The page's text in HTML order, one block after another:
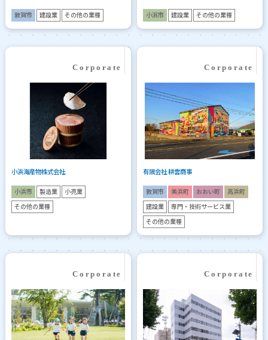
敦賀市 建設業 その他の業種 小浜市 建設業 その他の業種
小浜海産物株式会社
小浜市 製造業 小売業
その他の業種
有限会社 耕雲商事
敦賀市 美浜町 おおい町 高浜町
建設業 専門・技術サービス業
その他の業種